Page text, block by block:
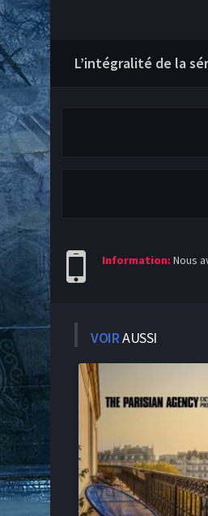
L’intégralité de la
Information: Nous
VOIRAUSSI